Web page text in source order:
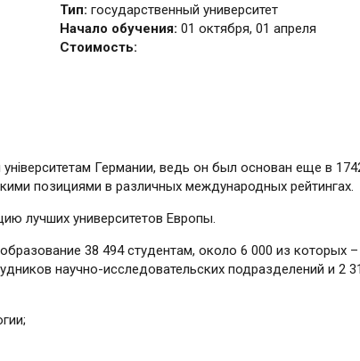
Тип: государственный университет
Начало обучения: 01 октября, 01 апреля
Стоимость:
Германии, ведь он был основан еще в
позициями в различных международных рейтингах.
лучших университетов Европы.
38 494 студентам, около 6 000 из которых
научно-исследовательских подразделений и 2